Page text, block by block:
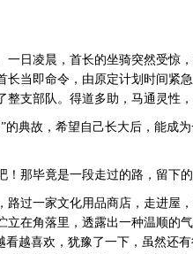
日凌晨，首长的坐骑突然受惊
当即命令，由原定计划时间紧
支部队。得道多助，马通灵性，
典故，希望自己长大后，能成
那毕竟是一段走过的路，留下的
过一家文化用品商店，走进屋
在角落里，透露出一种温顺的
越喜欢，犹豫了一下，虽然还